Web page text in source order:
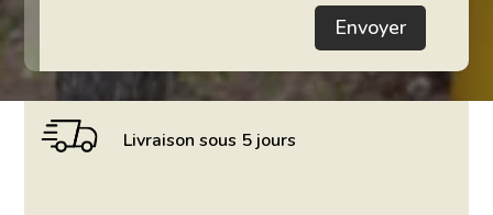
Envoyer
Livraison sous 5 jours